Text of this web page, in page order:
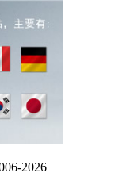
2026